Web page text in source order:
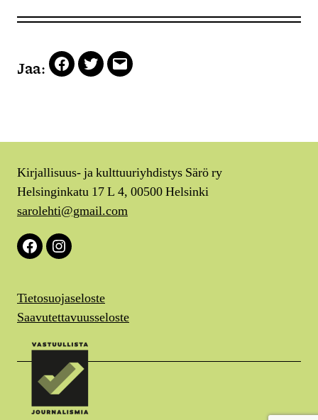
Jaa: Facebook
TwitterEmail
Kirjallisuus- ja kulttuuriyhdistys Särö ry
Helsinginkatu 17 L 4, 00500 Helsinki
sarolehti@gmail.com
FacebookInstagram
Tietosuojaseloste
Saavutettavuusseloste